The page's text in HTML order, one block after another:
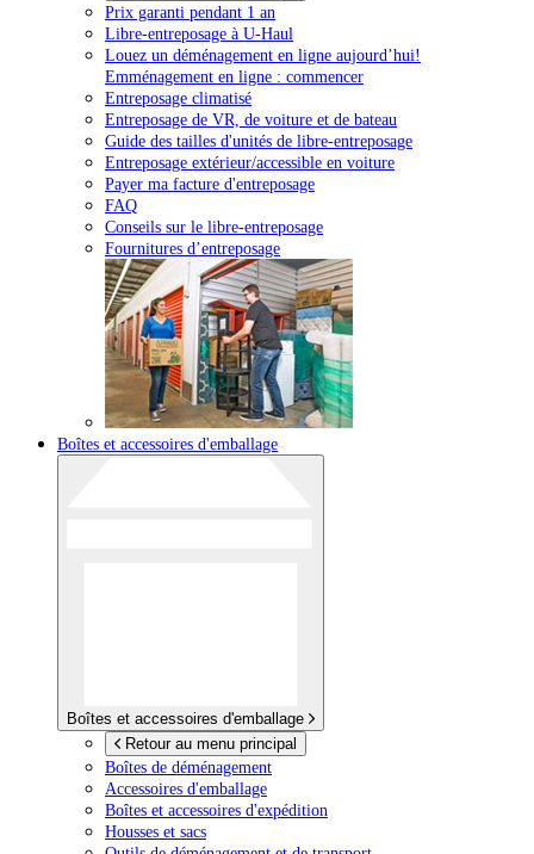
Prix garanti pendant 1 an
Libre-entreposage à U-Haul
Louez un déménagement en ligne aujourd’hui!
Emménagement en ligne : commencer
Entreposage climatisé
Entreposage de VR, de voiture et de bateau
Guide des tailles d'unités de libre-entreposage
Entreposage extérieur/accessible en voiture
Payer ma facture d'entreposage
FAQ
Conseils sur le libre-entreposage
Fournitures d’entreposage
Boîtes et accessoires d'emballage
Boîtes et accessoires d'emballage
Retour au menu principal
Boîtes de déménagement
Accessoires d'emballage
Boîtes et accessoires d'expédition
Housses et sacs